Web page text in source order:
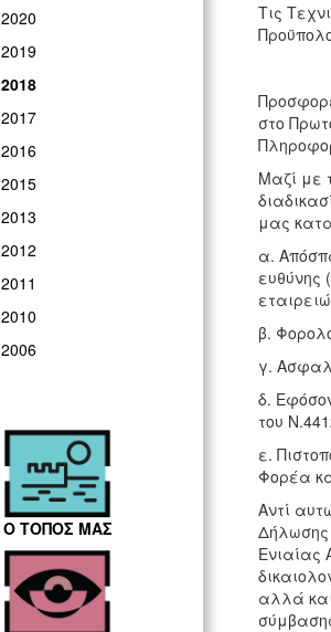
2020
2019
2018
2017
2016
2015
2013
2012
2011
2010
2006
Ο ΤΟΠΟΣ ΜΑΣ
Τις
στο
Μαζί με
μας
α.
ευθύνης
β.
γ.
δ.
του
ε.
Φορέα
Αντί
Δήλωσης
Ενιαίας
αλλά